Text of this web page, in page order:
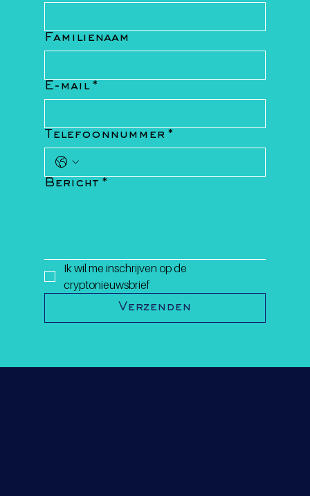
Familienaam
E-mail *
Telefoonnummer *
Bericht *
Ik wil me inschrijven op de
cryptonieuwsbrief
Verzenden